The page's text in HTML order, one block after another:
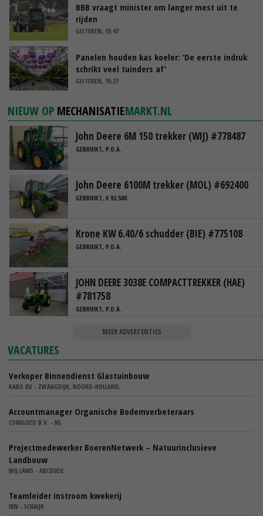
BBB vraagt minister om langer mest uit te
rijden
GISTEREN, 15:47
Panelen houden kas koeler: ‘De eerste indruk
schrikt veel tuinders af’
GISTEREN, 15:27
NIEUW OP MECHANISATIEMARKT.NL
John Deere 6M 150 trekker (WIJ) #778487
GEBRUIKT, P.O.A.
John Deere 6100M trekker (MOL) #692400
GEBRUIKT, € 92.500
Krone KW 6.40/6 schudder (BIE) #775108
GEBRUIKT, P.O.A.
JOHN DEERE 3038E COMPACTTREKKER (HAE)
#781758
GEBRUIKT, P.O.A.
MEER ADVERTENTIES
VACATURES
Verkoper Binnendienst Glastuinbouw
KARO BV - ZWAAGDIJK, NOORD-HOLLAND,
Accountmanager Organische Bodemverbeteraars
COMGOED B.V. - NL
Projectmedewerker BoerenNetwerk – Natuurinclusieve
Landbouw
WIJ.LAND - ABCOUDE
Teamleider instroom kwekerij
IBN - SCHAIJK